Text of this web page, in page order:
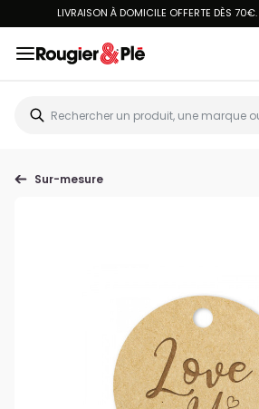
LIVRAISON À DOMICILE OFFERTE DÈS 70€.
Sur-mesure